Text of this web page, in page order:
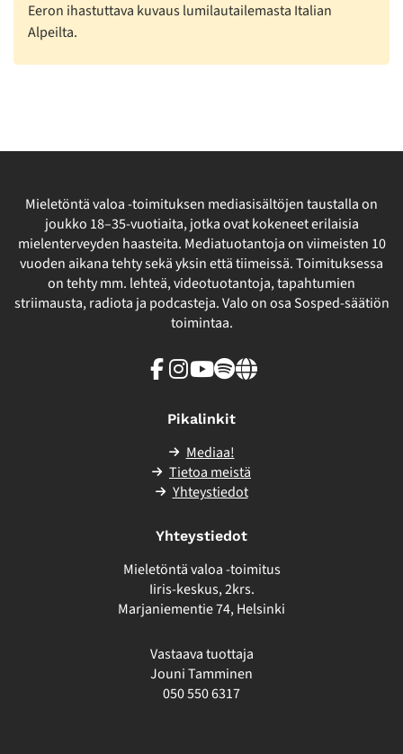
Eeron ihastuttava kuvaus lumilautailemasta Italian
Alpeilta.
Mieletöntä valoa -toimituksen mediasisältöjen taustalla on
joukko 18–35-vuotiaita, jotka ovat kokeneet erilaisia
mielenterveyden haasteita. Mediatuotantoja on viimeisten 10
vuoden aikana tehty sekä yksin että tiimeissä. Toimituksessa
on tehty mm. lehteä, videotuotantoja, tapahtumien
striimausta, radiota ja podcasteja. Valo on osa Sosped-säätiön
toimintaa.
Facebook
Instagram
Youtube
SpotifyLinkki
Pikalinkit
Mediaa!
Tietoa meistä
Yhteystiedot
Yhteystiedot
Mieletöntä valoa -toimitus
Iiris-keskus, 2krs.
Marjaniementie 74, Helsinki
Vastaava tuottaja
Jouni Tamminen
050 550 6317